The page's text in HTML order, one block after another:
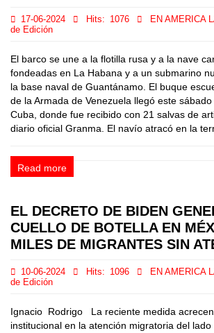
17-06-2024 Hits: 1076 EN AMERICA
de Edición
El barco se une a la flotilla rusa y a la nave
fondeadas en La Habana y a un submarino
la base naval de Guantánamo. El buque
de la Armada de Venezuela llegó este
Cuba, donde fue recibido con 21 salvas de
diario oficial Granma. El navío atracó en la
Read more
EL DECRETO DE BIDEN
CUELLO DE BOTELLA EN
MILES DE MIGRANTES SIN
10-06-2024 Hits: 1096 EN AMERICA
de Edición
Ignacio Rodrigo La reciente medida
institucional en la atención migratoria del